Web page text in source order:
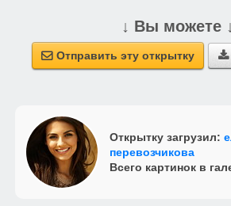
↓ Вы можете
 Отправить эту открытку 
Открытку загрузил:
перевозчикова
Всего картинок в